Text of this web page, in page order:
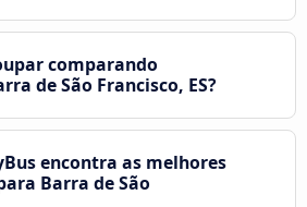
comparando
de São Francisco, ES?
encontra as melhores
Barra de São